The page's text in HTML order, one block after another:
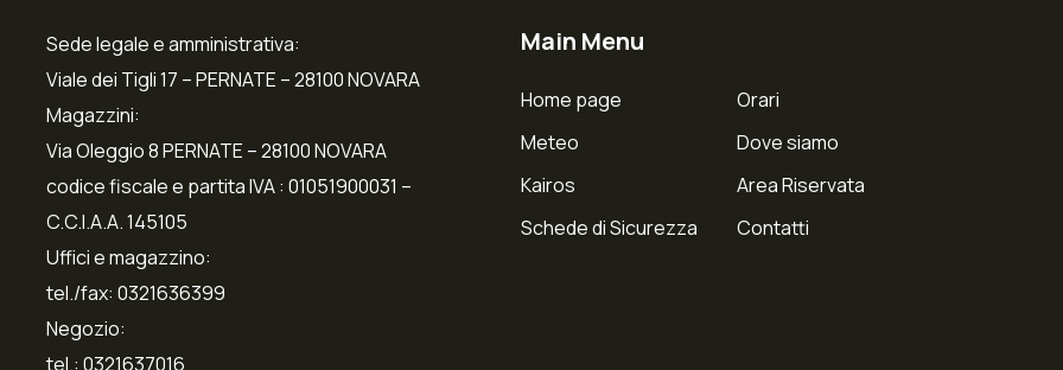
Sede legale e amministrativa:
Viale dei Tigli 17 – PERNATE – 28100 NOVARA
Magazzini:
Via Oleggio 8 PERNATE – 28100 NOVARA
codice fiscale e partita IVA : 01051900031 –
C.C.I.A.A. 145105
Uffici e magazzino:
tel./fax: 0321636399
Negozio:
tel.: 0321637016
Main Menu
Home page
Meteo
Kairos
Schede di Sicurezza
Orari
Dove siamo
Area Riservata
Contatti